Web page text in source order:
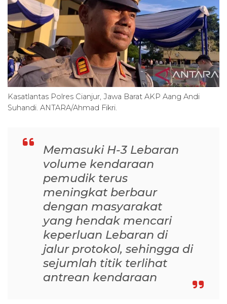
Kasatlantas Polres Cianjur, Jawa Barat AKP Aang Andi
Suhandi. ANTARA/Ahmad Fikri.
Memasuki H-3 Lebaran
volume kendaraan
pemudik terus
meningkat berbaur
dengan masyarakat
yang hendak mencari
keperluan Lebaran di
jalur protokol, sehingga di
sejumlah titik terlihat
antrean kendaraan